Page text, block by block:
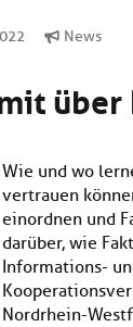
News
Wie und wo
vertrauen
einordnen und
darüber, wie
Informations-
Nordrhein-